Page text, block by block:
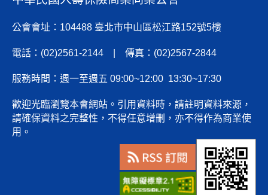
公會會址：104488 臺北市中山區松江路152號5樓
電話：(02)2561-2144 | 傳真：(02)2567-2844
服務時間：週一至週五 09:00~12:00 13:30~17:30
歡迎光臨瀏覽本會網站。引用資料時，請註明資料來源，
請確保資料之完整性，不得任意增刪，亦不得作為商業使
用。